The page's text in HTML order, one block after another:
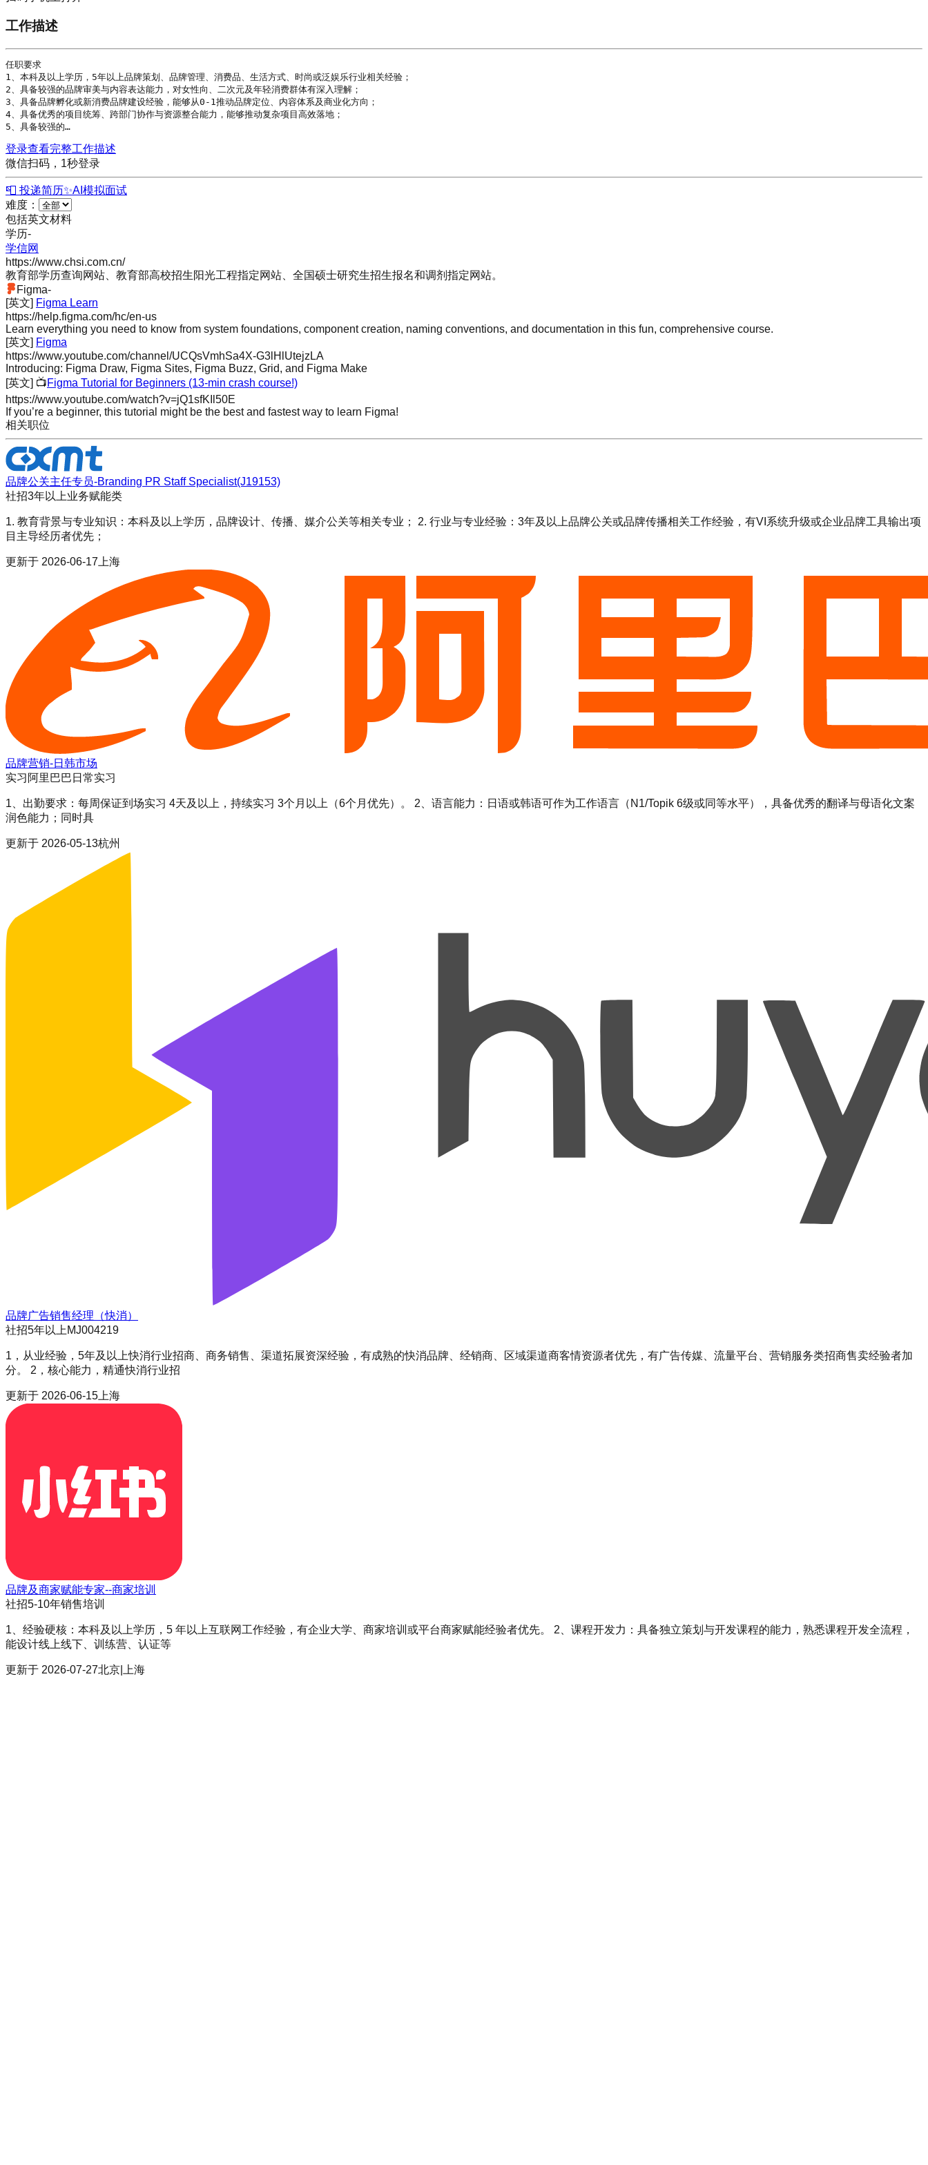
工作描述
任职要求
1、本科及以上学历 ，5年以上品牌策划、品牌管理、消费品、生活方式、时尚或泛娱乐行业相关经验；
2、具备较强的品牌审美与内容表达能力，对女性向、二次元及年轻消费群体有深入理解；
3、具备品牌孵化或新消费品牌建设经验，能够从0-1推动品牌定位、内容体系及商业化方向；
4、具备优秀的项目统筹、跨部门协作与资源整合能力，能够推动复杂项目高效落地；
5、具备较强的…
登录查看完整工作描述
微信扫码，1秒登录
📮 投递简历✨AI模拟面试
难度：
包括英文材料
学历-
学信网
https://www.chsi.com.cn/
教育部学历查询网站、教育部高校招生阳光工程指定网站、全国硕士研究生招生报名和调剂指定网站。
Figma-
[英文] Figma Learn
https://help.figma.com/hc/en-us
Learn everything you need to know from system foundations, component creation, naming conventions, and documentation in this fun, comprehensive course.
[英文] Figma
https://www.youtube.com/channel/UCQsVmhSa4X-G3lHlUtejzLA
Introducing: Figma Draw, Figma Sites, Figma Buzz, Grid, and Figma Make
[英文] 📺Figma Tutorial for Beginners (13-min crash course!)
https://www.youtube.com/watch?v=jQ1sfKIl50E
If you’re a beginner, this tutorial might be the best and fastest way to learn Figma!
相关职位
品牌公关主任专员-Branding PR Staff Specialist(J19153)
社招3年以上业务赋能类
1. 教育背景与专业知识：本科及以上学历，品牌设计、传播、媒介公关等相关专业； 2. 行业与专业经验：3年及以上品牌公关或品牌传播相关工作经验，有VI系统升级或企业品牌工具输出项
目主导经历者优先；
更新于 2026-06-17 上海
品牌营销-日韩市场
实习 阿里巴巴日常实习
1、出勤要求：每周保证到场实习 4天及以上，持续实习 3个月以上（6个月优先）。 2、语言能力：日语或韩语可作为工作语言（N1/Topik 6级或同等水平），具备优秀的翻译与母语化文案
润色能力；同时具
更新于 2026-05-13杭州
品牌广告销售经理（快消）
社招5年以上 MJ004219
1，从业经验，5年及以上快消行业招商、商务销售、渠道拓展资深经验，有成熟的快消品牌、经销商、区域渠道商客情资源者优先，有广告传媒、流量平台、营销服务类招商售卖经验者加
分。 2，核心能力，精通快消行业招
更新于 2026-06-15 上海
品牌及商家赋能专家--商家培训
社招5-10年销售培训
1、经验硬核：本科及以上学历，5 年以上互联网工作经验，有企业大学、商家培训或平台商家赋能经验者优先。 2、课程开发力：具备独立策划与开发课程的能力，熟悉课程开发全流程，
能设计线上线下、训练营、认证等
更新于 2026-07-27北京|上海